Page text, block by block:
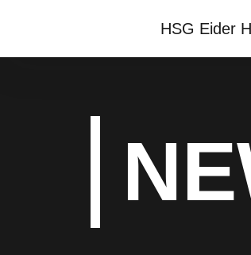
HSG Eider